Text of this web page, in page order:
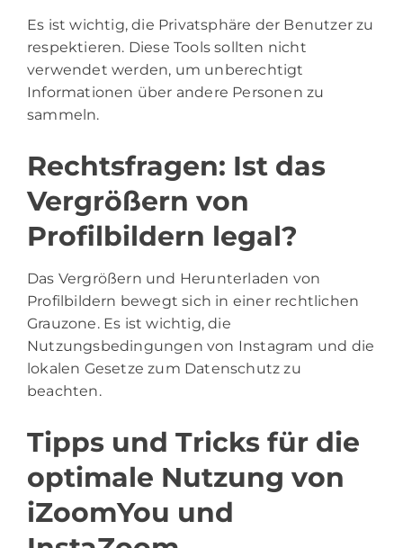
Es ist wichtig, die Privatsphäre der Benutzer zu
respektieren. Diese Tools sollten nicht
verwendet werden, um unberechtigt
Informationen über andere Personen zu
sammeln.
Rechtsfragen: Ist das
Vergrößern von
Profilbildern legal?
Das Vergrößern und Herunterladen von
Profilbildern bewegt sich in einer rechtlichen
Grauzone. Es ist wichtig, die
Nutzungsbedingungen von Instagram und die
lokalen Gesetze zum Datenschutz zu
beachten.
Tipps und Tricks für die
optimale Nutzung von
iZoomYou und